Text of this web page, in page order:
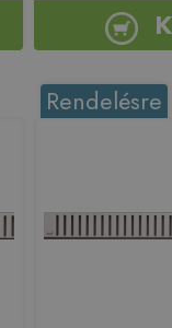
Rendelésre